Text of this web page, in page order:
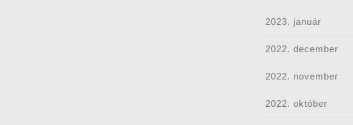
2023. január
2022. december
2022. november
2022. október